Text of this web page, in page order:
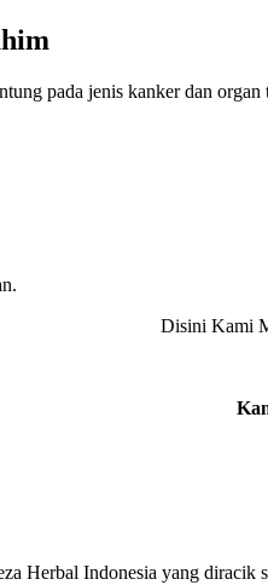
pada jenis kanker dan
Disini Kami
Herbal Indonesia yang